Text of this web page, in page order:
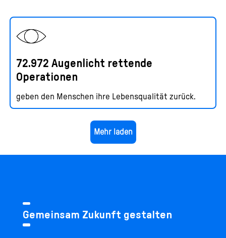
72.972 Augenlicht rettende
Operationen
geben den Menschen ihre Lebensqualität zurück.
Mehr laden
Gemeinsam Zukunft gestalten